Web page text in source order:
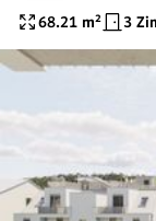
68.21 m² 3